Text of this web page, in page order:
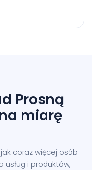
Prosną
miarę
coraz więcej osób
usług i produktów,